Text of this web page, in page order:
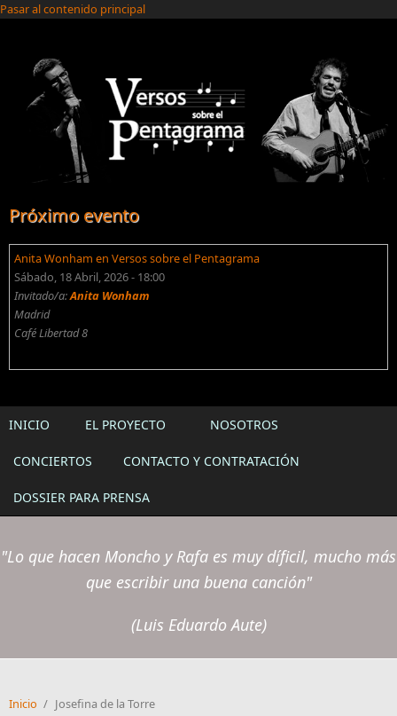
Pasar al contenido principal
Próximo evento
Anita Wonham en Versos sobre el Pentagrama
Sábado, 18 Abril, 2026 - 18:00
Invitado/a:Anita Wonham
Madrid
Café Libertad 8
INICIO EL PROYECTO NOSOTROS
CONCIERTOS CONTACTO Y CONTRATACIÓN
DOSSIER PARA PRENSA
"Lo que hacen Moncho y Rafa es muy díficil, mucho más
que escribir una buena canción"
(Luis Eduardo Aute)
Inicio / Josefina de la Torre